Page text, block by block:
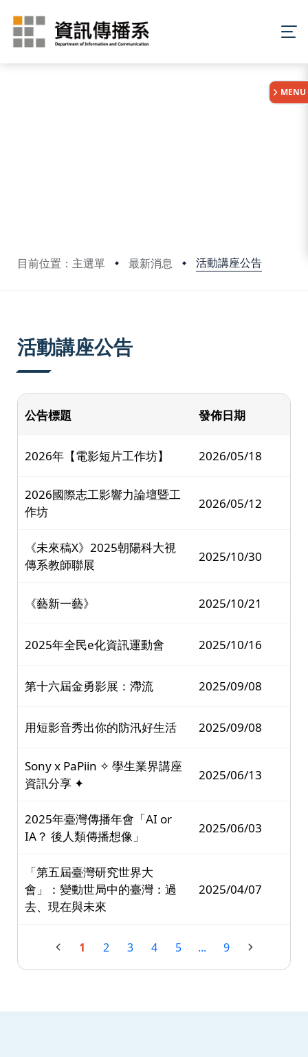
目前位置：主選單 最新消息 活動講座公告
MENU
活動講座公告
公告標題 發佈日期
2026年【電影短片工作坊】 2026/05/18
2026國際志工影響力論壇暨工
作坊
2026/05/12
《未來稿X》2025朝陽科大視
傳系教師聯展
2025/10/30
《藝新一藝》 2025/10/21
2025年全民e化資訊運動會 2025/10/16
第十六屆金勇影展：滯流 2025/09/08
用短影音秀出你的防汛好生活 2025/09/08
Sony x PaPiin ✧ 學生業界講座
資訊分享 ✦
2025/06/13
2025年臺灣傳播年會「AI or
IA？ 後人類傳播想像」
2025/06/03
「第五屆臺灣研究世界大
會」：變動世局中的臺灣：過
去、現在與未來
2025/04/07
1 2 3 4 5 ... 9